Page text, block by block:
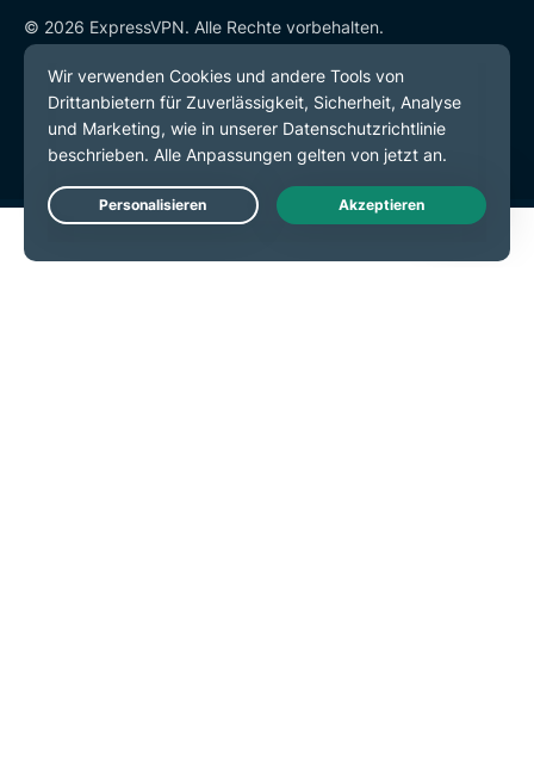
© 2026 ExpressVPN. Alle Rechte vorbehalten.
Datenschutzrichtlinie
Servicebedingungen
Cookie-Einstellungen
Live Chat